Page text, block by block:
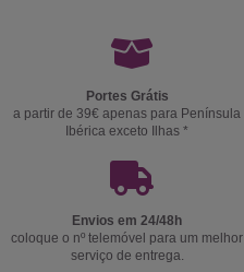
Portes Grátis
a partir de 39€ apenas para Península
Ibérica exceto Ilhas *
Envios em 24/48h
coloque o nº telemóvel para um melhor
serviço de entrega.